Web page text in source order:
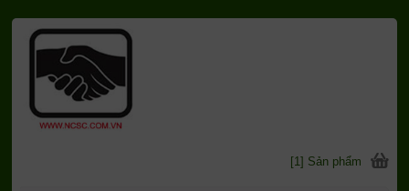
[1] Sản phẩm